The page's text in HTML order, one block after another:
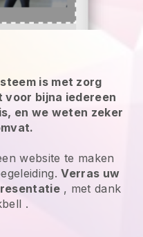
is met zorg
voor bijna iedereen
en we weten zeker
website te maken
Verras uw
, met dank
.